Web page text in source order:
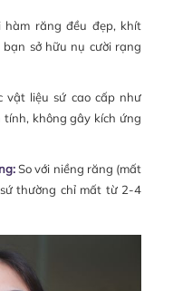
hàm răng đều đẹp, khít
sở hữu nụ cười rạng
vật liệu sứ cao cấp như
tính, không gây kích ứng
So với niềng răng (mất
thường chỉ mất từ 2-4